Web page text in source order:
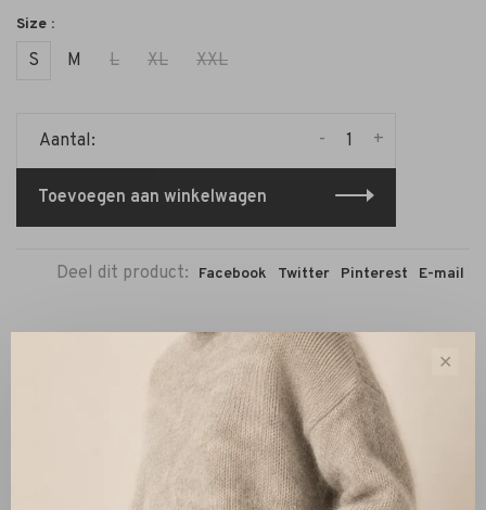
Size :
S M L XL XXL
Aantal: +
-
Toevoegen aan winkelwagen
Deel dit product: Facebook Twitter Pinterest E-mail
Reviews
De broek is gemaakt van 52% Polyester, 43% Wol en 5%
✕